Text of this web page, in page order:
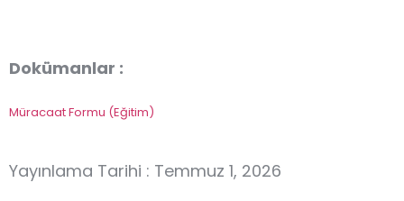
Dokümanlar :
Müracaat Formu (Eğitim)
Yayınlama Tarihi : Temmuz 1, 2026